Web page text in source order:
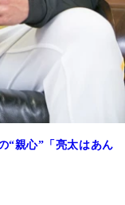
“親心”「亮太はあん